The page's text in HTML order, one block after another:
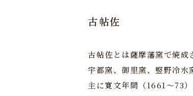
古帖佐
古帖佐とは薩摩藩窯で焼成
宇都窯、御里窯、竪野冷水
主に寛文年間（1661～73